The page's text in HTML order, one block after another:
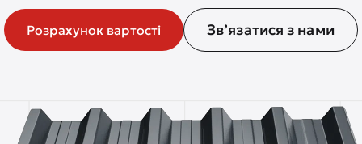
Розрахунок вартості Зв’язатися з нами